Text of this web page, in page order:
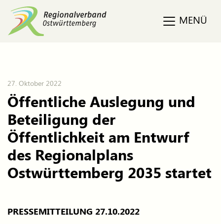
MENÜ
27. Oktober 2022
Öffentliche Auslegung und
Beteiligung der
Öffentlichkeit am Entwurf
des Regionalplans
Ostwürttemberg 2035 startet
PRESSEMITTEILUNG 27.10.2022